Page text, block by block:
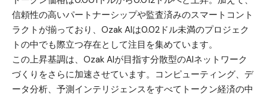
信頼性の高いパートナーシップや監査済みのスマートコント
ラクトが揃っており、Ozak AIは0.02ドル未満のプロジェク
トの中でも際立つ存在として注目を集めています。
この上昇基調は、Ozak AIが目指す分散型のAIネットワーク
づくりをさらに加速させています。コンピューティング、デ
ータ分析、予測インテリジェンスをすべてトークン経済の中